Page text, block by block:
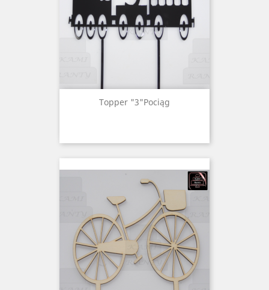
Topper "3"pociąg